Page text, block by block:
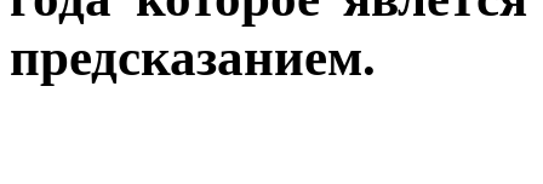
предсказанием.